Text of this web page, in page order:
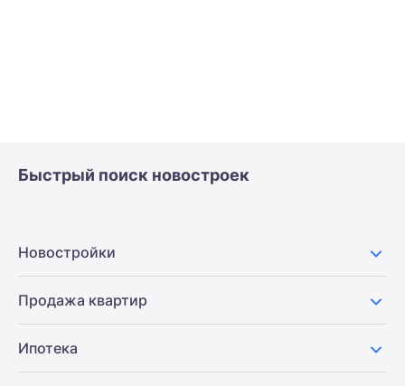
Быстрый поиск новостроек
Новостройки
Продажа квартир
Ипотека